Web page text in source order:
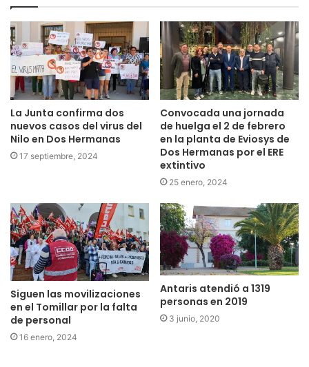
La Junta confirma dos
nuevos casos del virus del
Nilo en Dos Hermanas
17 septiembre, 2024
Convocada una jornada
de huelga el 2 de febrero
en la planta de Eviosys de
Dos Hermanas por el ERE
extintivo
25 enero, 2024
Siguen las movilizaciones
en el Tomillar por la falta
de personal
16 enero, 2024
Antaris atendió a 1319
personas en 2019
3 junio, 2020